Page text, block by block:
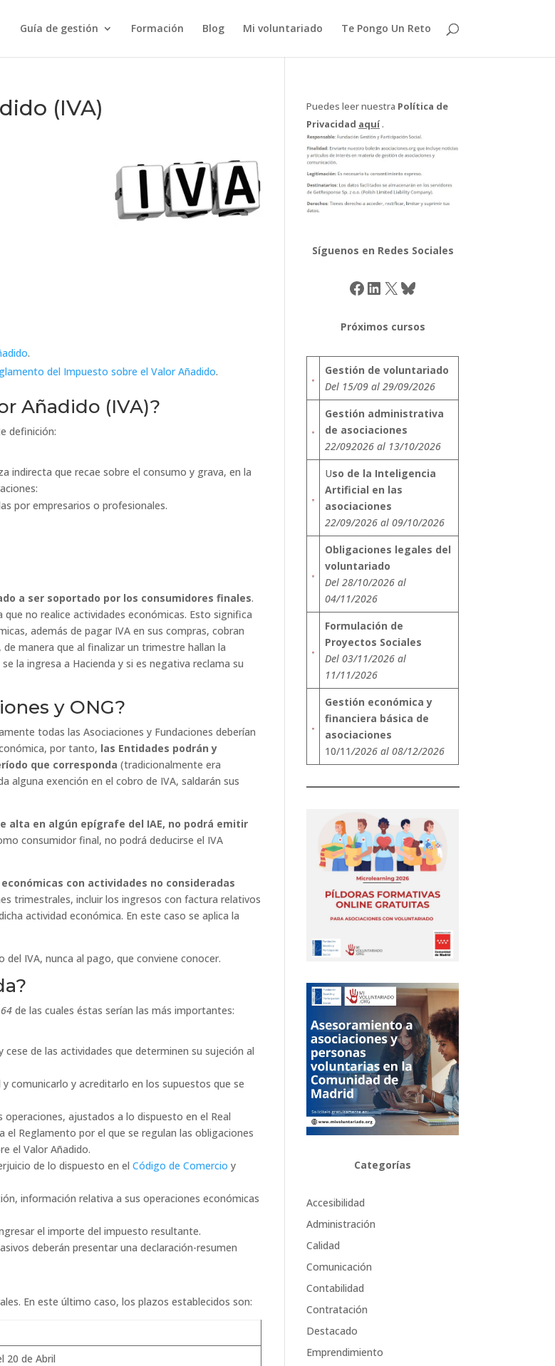
Guía de gestión Formación Blog Mi voluntariado Te Pongo Un Reto
(IVA)
.
del Impuesto sobre el Valor Añadido.
Añadido (IVA)?
definición:
indirecta que recae sobre el consumo y grava, en la
por empresarios o profesionales.
a ser soportado por los consumidores finales.
no realice actividades económicas. Esto significa
además de pagar IVA en sus compras, cobran
manera que al finalizar un trimestre hallan la
la ingresa a Hacienda y si es negativa reclama su
y ONG?
todas las Asociaciones y Fundaciones deberían
por tanto, las Entidades podrán y
que corresponda(tradicionalmente era
alguna exención en el cobro de IVA, saldarán sus
alta en algún epígrafe del IAE, no podrá emitir
consumidor final, no podrá deducirse el IVA
con actividades no consideradas
trimestrales, incluir los ingresos con factura relativos
actividad económica. En este caso se aplica la
IVA, nunca al pago, que conviene conocer.
de las cuales éstas serían las más importantes:
de las actividades que determinen su sujeción al
comunicarlo y acreditarlo en los supuestos que se
ajustados a lo dispuesto en el Real
Reglamento por el que se regulan las obligaciones
el Valor Añadido.
de lo dispuesto en elCódigo de Comercio y
información relativa a sus operaciones económicas
el importe del impuesto resultante.
deberán presentar una declaración-resumen
En este último caso, los plazos establecidos son:
20 de Abril
Puedes leer nuestra Política de
Privacidad aquí .
Síguenos en Redes Sociales
Facebook
LinkedIn
X Bluesky
Próximos cursos
Gestión de voluntariado
Del 15/09 al 29/09/2026
Gestión administrativa
de asociaciones
22/092026 al 13/10/2026
Uso de la Inteligencia
Artificial en las
asociaciones
22/09/2026 al 09/10/2026
Obligaciones legales del
voluntariado
Del 28/10/2026 al
04/11/2026
Formulación de
Proyectos Sociales
Del 03/11/2026 al
11/11/2026
Gestión económica y
financiera básica de
asociaciones
10/11/2026 al 08/12/2026
Categorías
Accesibilidad
Administración
Calidad
Comunicación
Contabilidad
Contratación
Destacado
Emprendimiento